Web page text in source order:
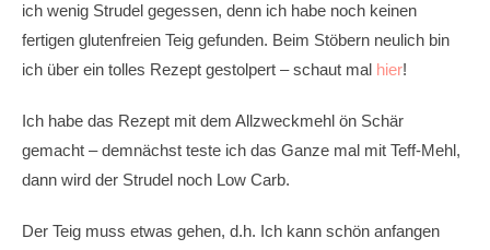
ich wenig Strudel gegessen, denn ich habe noch keinen
fertigen glutenfreien Teig gefunden. Beim Stöbern neulich bin
ich über ein tolles Rezept gestolpert – schaut mal hier!
Ich habe das Rezept mit dem Allzweckmehl ön Schär
gemacht – demnächst teste ich das Ganze mal mit Teff-Mehl,
dann wird der Strudel noch Low Carb.
Der Teig muss etwas gehen, d.h. Ich kann schön anfangen